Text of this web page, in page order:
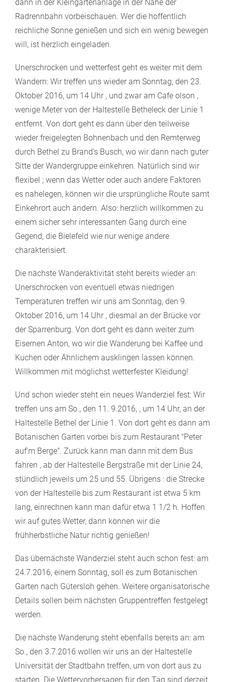
dann in der Kleingartenanlage in der Nähe der
Radrennbahn vorbeischauen. Wer die hoffentlich
reichliche Sonne genießen und sich ein wenig bewegen
will, ist herzlich eingeladen.
Unerschrocken und wetterfest geht es weiter mit dem
Wandern: Wir treffen uns wieder am Sonntag, den 23.
Oktober 2016, um 14 Uhr , und zwar am Cafe olson ,
wenige Meter von der Haltestelle Betheleck der Linie 1
entfernt. Von dort geht es dann über den teilweise
wieder freigelegten Bohnenbach und den Remterweg
durch Bethel zu Brand's Busch, wo wir dann nach guter
Sitte der Wandergruppe einkehren. Natürlich sind wir
flexibel ; wenn das Wetter oder auch andere Faktoren
es nahelegen, können wir die ursprüngliche Route samt
Einkehrort auch ändern. Also: herzlich willkommen zu
einem sicher sehr interessanten Gang durch eine
Gegend, die Bielefeld wie nur wenige andere
charakterisiert.
Die nächste Wanderaktivität steht bereits wieder an:
Unerschrocken von eventuell etwas niedrigen
Temperaturen treffen wir uns am Sonntag, den 9.
Oktober 2016, um 14 Uhr , diesmal an der Brücke vor
der Sparrenburg. Von dort geht es dann weiter zum
Eisernen Anton, wo wir die Wanderung bei Kaffee und
Kuchen oder Ähnlichem ausklingen lassen können.
Willkommen mit möglichst wetterfester Kleidung!
Und schon wieder steht ein neues Wanderziel fest: Wir
treffen uns am So., den 11. 9.2016, , um 14 Uhr, an der
Haltestelle Bethel der Linie 1. Von dort geht es dann am
Botanischen Garten vorbei bis zum Restaurant "Peter
auf'm Berge". Zurück kann man dann mit dem Bus
fahren , ab der Haltestelle Bergstraße mit der Linie 24,
stündlich jeweils um 25 und 55. Übrigens : die Strecke
von der Haltestelle bis zum Restaurant ist etwa 5 km
lang, einrechnen kann man dafür etwa 1 1/2 h. Hoffen
wir auf gutes Wetter, dann können wir die
frühherbstliche Natur richtig genießen!
Das übernächste Wanderziel steht auch schon fest: am
24.7.2016, einem Sonntag, soll es zum Botanischen
Garten nach Gütersloh gehen. Weitere organisatorische
Details sollen beim nächsten Gruppentreffen festgelegt
werden.
Die nächste Wanderung steht ebenfalls bereits an: am
So., den 3.7.2016 wollen wir uns an der Haltestelle
Universität der Stadtbahn treffen, um von dort aus zu
starten. Die Wettervorhersagen für den Tag sind derzeit